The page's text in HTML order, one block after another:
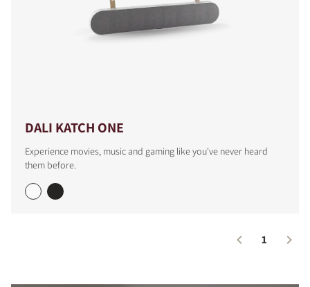
DALI KATCH ONE
Experience movies, music and gaming like you've never heard
them before.
1